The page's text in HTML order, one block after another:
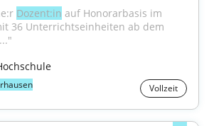
Dozent:in auf Honorarbasis im
36 Unterrichtseinheiten ab dem
Vollzeit